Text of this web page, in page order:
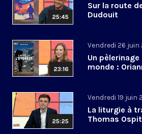
25:45
Sur la route
Dudouit
23:16
Vendredi 26 juin
Un
monde :
25:25
Vendredi 19 juin
La liturgie à
Thomas